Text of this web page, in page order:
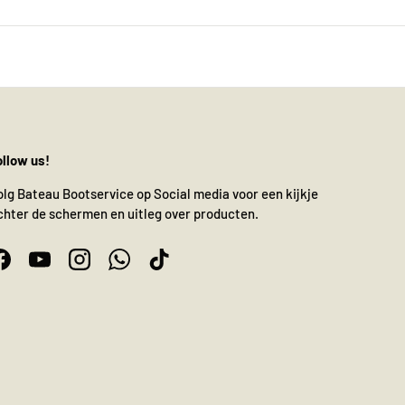
us!
Bateau Bootservice op Social media voor een kijkje
de schermen en uitleg over producten.
YouTubeInstagramWhatsAppTikTok